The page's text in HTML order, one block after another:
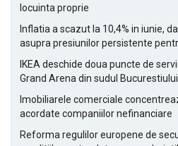
locuinta proprie
Inflatia a scazut la 10,4% in iunie,
asupra presiunilor persistente
IKEA deschide doua puncte de
Grand Arena din sudul Bucurestiului
Imobiliarele comerciale
acordate companiilor nefinanciare
Reforma regulilor europene de